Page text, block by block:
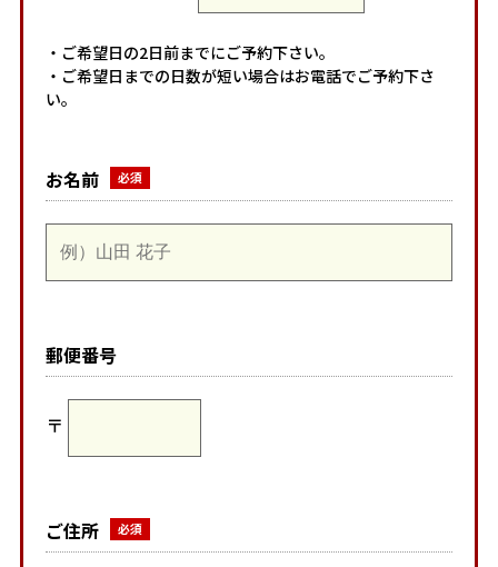
・ご希望日の2日前までにご予約下さい。
・ご希望日までの日数が短い場合はお電話でご予約下さ
い。
お名前
郵便番号
〒
ご住所